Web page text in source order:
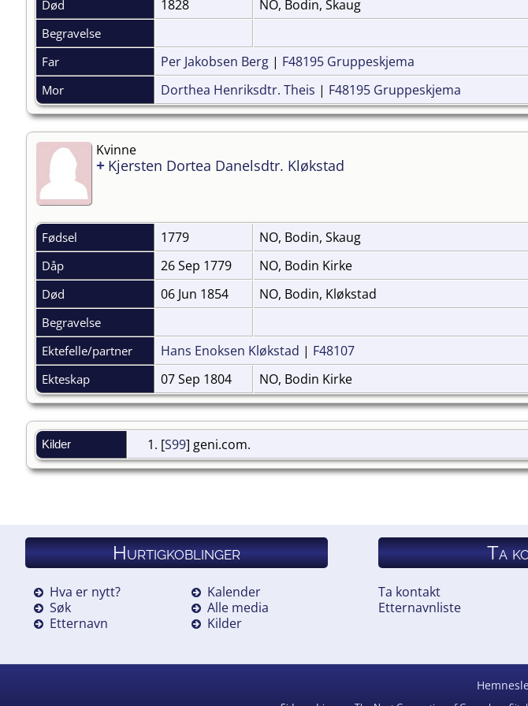
Død 1828 NO, Bodin, Skaug
Begravelse
Far
Per Jakobsen Berg | F48195 Gruppeskjema
Mor Dorthea Henriksdtr. Theis | F48195 Gruppeskjema
Kvinne
+ Kjersten Dortea Danelsdtr. Kløkstad
Fødsel 1779 NO, Bodin, Skaug
Dåp 26 Sep 1779 NO, Bodin Kirke
Død 06 Jun 1854 NO, Bodin, Kløkstad
Begravelse
Ektefelle/partner
Hans Enoksen Kløkstad | F48107
Ekteskap 07 Sep 1804 NO, Bodin Kirke
Kilder [S99] geni.com.
Hurtigkoblinger
Hva er nytt?
Søk
Etternavn
Kalender
Alle media
Kilder
Ta
Ta kontakt
Etternavnliste